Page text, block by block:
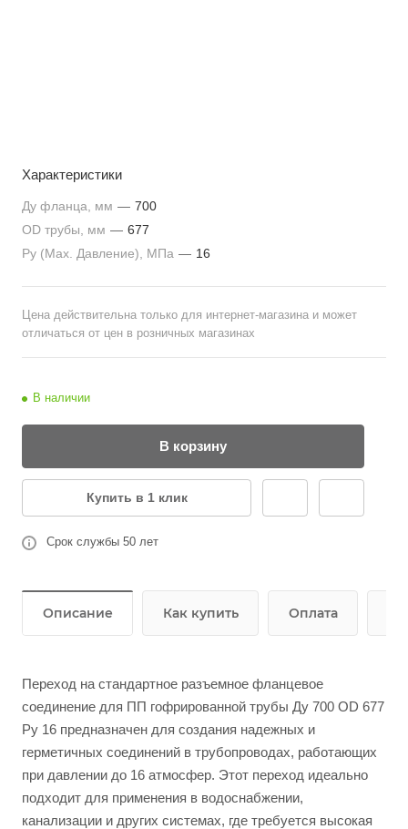
Характеристики
Ду фланца, мм — 700
OD трубы, мм — 677
Py (Max. Давление), МПа — 16
Цена действительна только для интернет-магазина и может
отличаться от цен в розничных магазинах
В наличии
В корзину
Купить в 1 клик
Срок службы 50 лет
Описание Как купить Оплата
Переход на стандартное разъемное фланцевое
соединение для ПП гофрированной трубы Ду 700 OD 677
Py 16 предназначен для создания надежных и
герметичных соединений в трубопроводах, работающих
при давлении до 16 атмосфер. Этот переход идеально
подходит для применения в водоснабжении,
канализации и других системах, где требуется высокая